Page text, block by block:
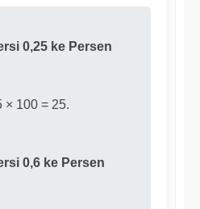
0,25 ke Persen
× 100 = 25.
0,6 ke Persen